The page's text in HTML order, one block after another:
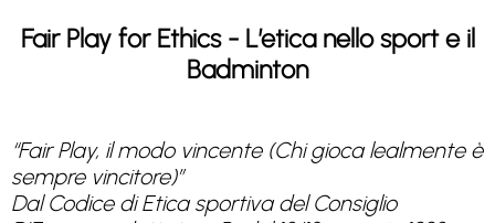
Fair Play for Ethics - L’etica nello sport e il
Badminton
“Fair Play, il modo vincente (Chi gioca lealmente è
sempre vincitore)”
Dal Codice di Etica sportiva del Consiglio